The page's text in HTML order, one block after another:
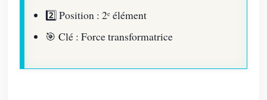
2️⃣Position : 2ᵉ élément
🎯 Clé : Force transformatrice